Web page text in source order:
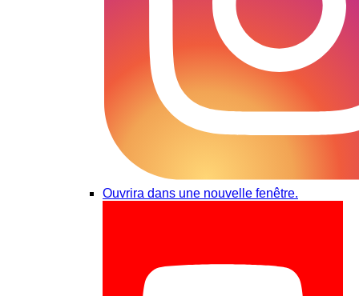
Ouvrira dans une nouvelle fenêtre.